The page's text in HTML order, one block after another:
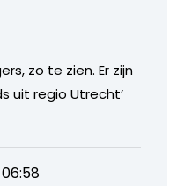
zo te zien. Er zijn
uit regio Utrecht’